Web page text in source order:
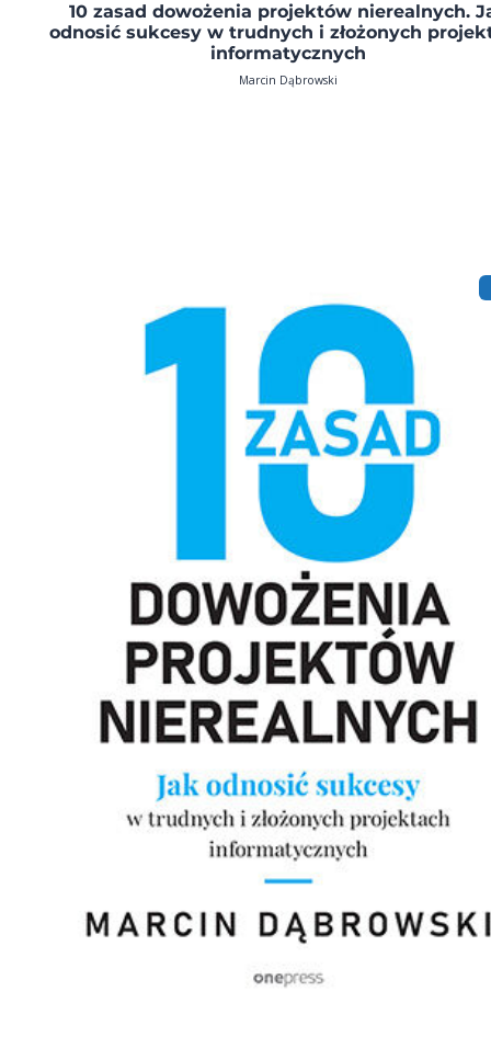
10 zasad dowożenia projektów nierealnych.
odnosić sukcesy w trudnych i złożonych
informatycznych
Marcin Dąbrowski